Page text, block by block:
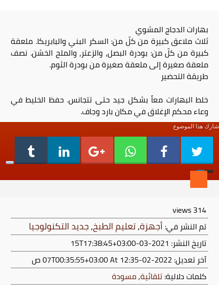
بهارات الدجاج المشوي
ثلاث ملاعق كبيرة من كلّ من: السكر البني والبابريكا. ملعقة
كبيرة من كلّ من: بودرة البصل، والزعتر، والملح الخشن. نصف
ملعقة صغيرة إلى ملعقة صغيرة من بودرة الثوم.
طريقة التحضير
خلط البهارات معاً بشكل جيد حتى تتجانس. حفظ الخليط في
وعاء محكم الإغلاق في مكان بارد وجاف.
شارك هذا الموضوع
314
views
تم النشر في: أجهزة,تعليم الطبخ,جديد التكنولوجيا
تاريخ النشر: 2021-03-15T17:38:45+03:00
آخر تعديل: 2022-02-07T00:35:55+03:00
At 12:35 ص
كلمات دلالية:تلقائية,مسودة